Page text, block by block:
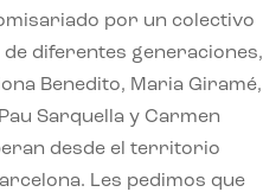
por un colectivo
diferentes generaciones,
Benedito, Maria Giramé,
Sarquella y Carmen
desde el territorio
Les pedimos que